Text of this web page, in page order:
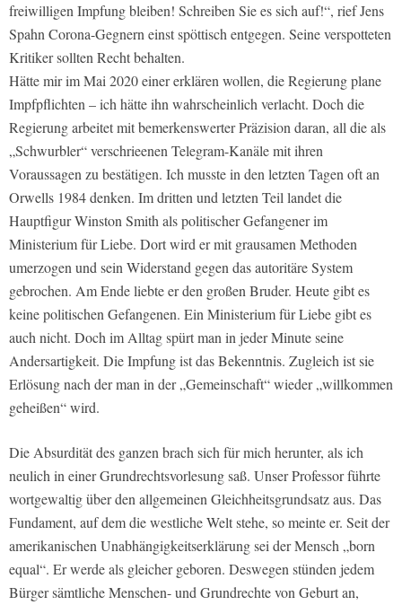
freiwilligen Impfung bleiben! Schreiben Sie es sich auf!“, rief Jens
Spahn Corona-Gegnern einst spöttisch entgegen. Seine verspotteten
Kritiker sollten Recht behalten.
Hätte mir im Mai 2020 einer erklären wollen, die Regierung plane
Impfpflichten – ich hätte ihn wahrscheinlich verlacht. Doch die
Regierung arbeitet mit bemerkenswerter Präzision daran, all die als
„Schwurbler“ verschrieenen Telegram-Kanäle mit ihren
Voraussagen zu bestätigen. Ich musste in den letzten Tagen oft an
Orwells 1984 denken. Im dritten und letzten Teil landet die
Hauptfigur Winston Smith als politischer Gefangener im
Ministerium für Liebe. Dort wird er mit grausamen Methoden
umerzogen und sein Widerstand gegen das autoritäre System
gebrochen. Am Ende liebte er den großen Bruder. Heute gibt es
keine politischen Gefangenen. Ein Ministerium für Liebe gibt es
auch nicht. Doch im Alltag spürt man in jeder Minute seine
Andersartigkeit. Die Impfung ist das Bekenntnis. Zugleich ist sie
Erlösung nach der man in der „Gemeinschaft“ wieder „willkommen
geheißen“ wird.
Die Absurdität des ganzen brach sich für mich herunter, als ich
neulich in einer Grundrechtsvorlesung saß. Unser Professor führte
wortgewaltig über den allgemeinen Gleichheitsgrundsatz aus. Das
Fundament, auf dem die westliche Welt stehe, so meinte er. Seit der
amerikanischen Unabhängigkeitserklärung sei der Mensch „born
equal“. Er werde als gleicher geboren. Deswegen stünden jedem
Bürger sämtliche Menschen- und Grundrechte von Geburt an,